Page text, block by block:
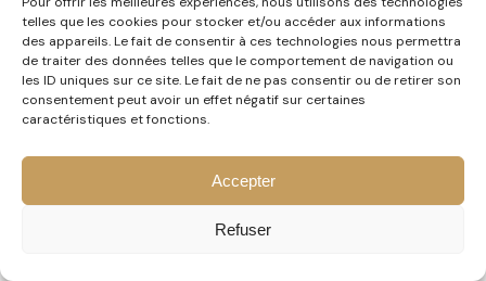
telles que les cookies pour stocker et/ou accéder aux informations
des appareils. Le fait de consentir à ces technologies nous permettra
de traiter des données telles que le comportement de navigation ou
les ID uniques sur ce site. Le fait de ne pas consentir ou de retirer son
consentement peut avoir un effet négatif sur certaines
caractéristiques et fonctions.
Accepter
Refuser
"Un grand merci à Céline pour son professionnalisme, sa bonne
humeur et sa bienveillance ! 😊 Grâce à un bon cadeau en
colorimétrie prestige, j'ai passé un agréable moment avec pleins
compléter avec les conseils en colorimétrie ! "